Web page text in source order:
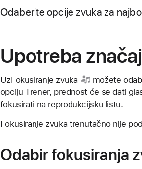
Odaberite opcije zvuka za
Upotreba
UzFokusiranje zvuka
možete
opciju Trener, prednost će se dati
fokusirati na reprodukcijsku listu.
Fokusiranje zvuka trenutačno nije
Odabir fokusiranja